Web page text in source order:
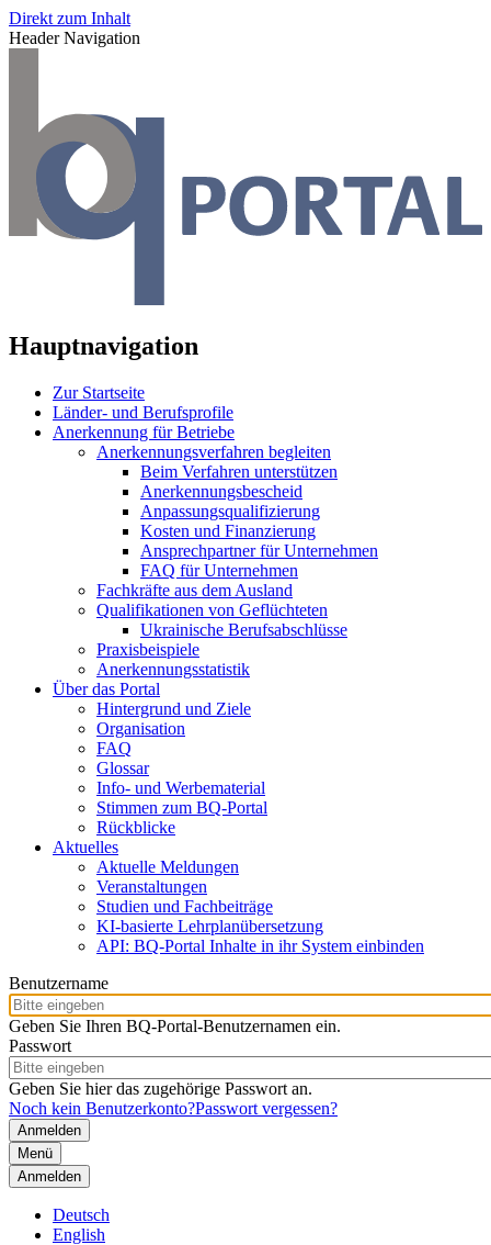
Direkt zum Inhalt
Header Navigation
Hauptnavigation
Zur Startseite
Länder- und Berufsprofile
Anerkennung für Betriebe
Anerkennungsverfahren begleiten
Beim Verfahren unterstützen
Anerkennungsbescheid
Anpassungsqualifizierung
Kosten und Finanzierung
Ansprechpartner für Unternehmen
FAQ für Unternehmen
Fachkräfte aus dem Ausland
Qualifikationen von Geflüchteten
Ukrainische Berufsabschlüsse
Praxisbeispiele
Anerkennungsstatistik
Über das Portal
Hintergrund und Ziele
Organisation
FAQ
Glossar
Info- und Werbematerial
Stimmen zum BQ-Portal
Rückblicke
Aktuelles
Aktuelle Meldungen
Veranstaltungen
Studien und Fachbeiträge
KI-basierte Lehrplanübersetzung
API: BQ-Portal Inhalte in ihr System einbinden
Benutzername
Geben Sie Ihren BQ-Portal-Benutzernamen ein.
Passwort
Geben Sie hier das zugehörige Passwort an.
Noch kein Benutzerkonto?Passwort vergessen?
Menü
Anmelden
Deutsch
English